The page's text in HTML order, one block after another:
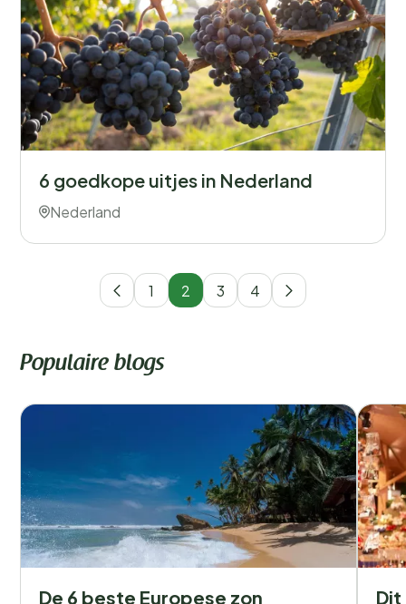
6 goedkope uitjes in Nederland
Nederland
1 2 3 4
Populaire blogs
De 6 beste Europese zon